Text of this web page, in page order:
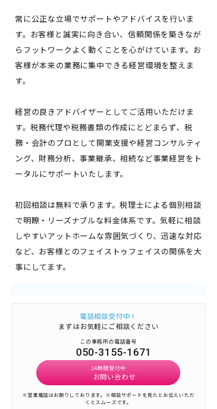
常に公正な立場でサポートやアドバイスを行いま
す。お客様と誠実に向き合い、信頼関係を築きなが
らフットワークよく動くことを心がけています。お
客様が本来の業務に集中できる経営環境を整えま
す。
経営の良きアドバイザーとしてご活用いただけま
す。税務代理や税務書類の作成にとどまらず、税
務・会計のプロとして開業支援や経営コンサルティ
ング、財務分析、事業継承、相続など事業経営をト
ータルにサポートいたします。
初回相談は無料で承ります。税理士による個別相談
で明瞭・リーズナブルな料金体系です。気軽に相談
しやすいアットホームな雰囲気づくり、迅速な対応
など、お客様とのフェイストゥフェイスの関係を大
事にしてます。
電話相談受付中！
まずはお気軽にご相談ください
この事務所の電話番号
050-3155-1671
24時間受付中
お問い合わせ
※営業電話はお断りしております。 ※相談サポートを見たとお伝えいただ
くとスムーズです。